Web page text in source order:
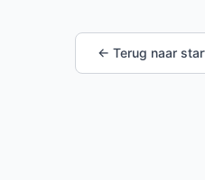
← Terug naar